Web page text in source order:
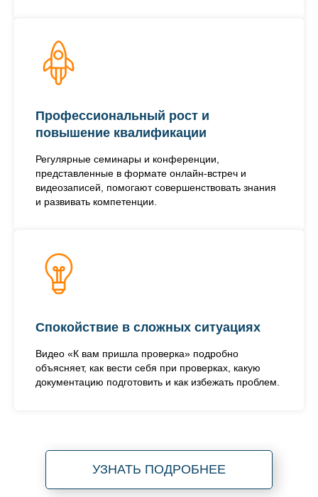
Профессиональный рост и
повышение квалификации
Регулярные семинары и конференции,
представленные в формате онлайн-встреч и
видеозаписей, помогают совершенствовать знания
и развивать компетенции.
Спокойствие в сложных ситуациях
Видео «К вам пришла проверка» подробно
объясняет, как вести себя при проверках, какую
документацию подготовить и как избежать проблем.
УЗНАТЬ ПОДРОБНЕЕ